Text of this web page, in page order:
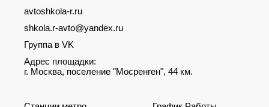
avtoshkola-r.ru
shkola.r-avto@yandex.ru
Группа в VK
Адрес площадки:
г. Москва, поселение "Мосренген", 44 км.